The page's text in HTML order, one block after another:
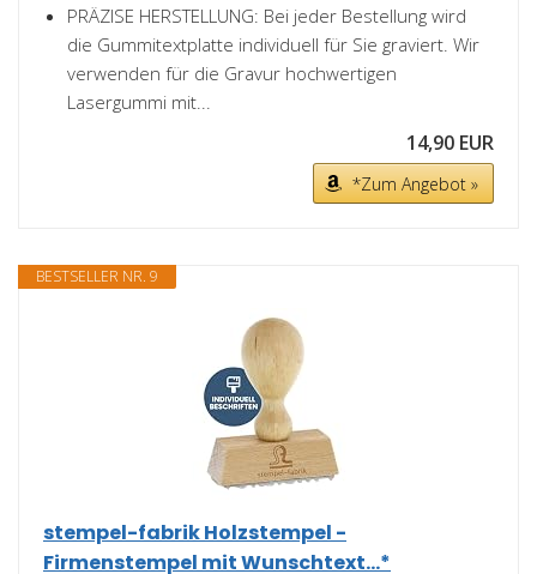
PRÄZISE HERSTELLUNG: Bei jeder Bestellung wird
die Gummitextplatte individuell für Sie graviert. Wir
verwenden für die Gravur hochwertigen
Lasergummi mit...
14,90 EUR
*Zum Angebot »
BESTSELLER NR. 9
stempel-fabrik Holzstempel -
Firmenstempel mit Wunschtext...*